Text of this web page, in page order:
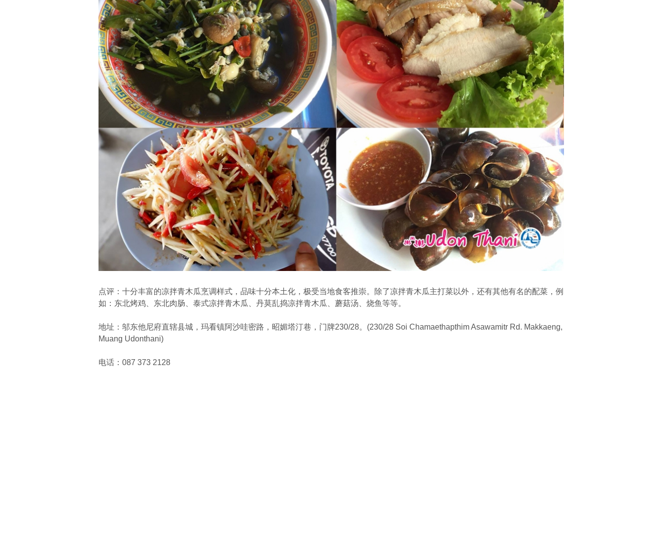
点评：十分丰富的凉拌青木瓜烹调样式，品味十分本土化，极受当地食客推崇。除了凉拌青木瓜主打菜以外，还有其他有名的配菜，例
如：东北烤鸡、东北肉肠、泰式凉拌青木瓜、丹莫乱捣凉拌青木瓜、蘑菇汤、烧鱼等等。
地址：邬东他尼府直辖县城，玛看镇阿沙哇密路，昭媚塔汀巷，门牌230/28。(230/28 Soi Chamaethapthim Asawamitr Rd. Makkaeng,
Muang Udonthani)
电话：087 373 2128